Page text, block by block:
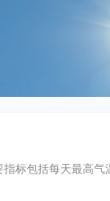
标包括每天最高气